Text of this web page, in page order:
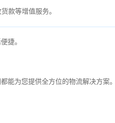
款等增值服务。
捷。
能为您提供全方位的物流解决方案。